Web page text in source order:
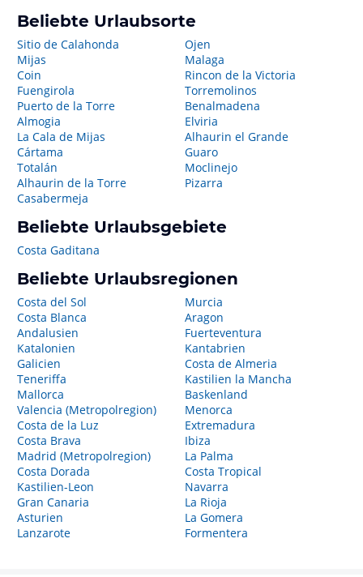
Beliebte Urlaubsorte
Sitio de Calahonda
Mijas
Coin
Fuengirola
Puerto de la Torre
Almogia
La Cala de Mijas
Cártama
Totalán
Alhaurin de la Torre
Casabermeja
Ojen
Malaga
Rincon de la Victoria
Torremolinos
Benalmadena
Elviria
Alhaurin el Grande
Guaro
Moclinejo
Pizarra
Beliebte Urlaubsgebiete
Costa Gaditana
Beliebte Urlaubsregionen
Costa del Sol
Costa Blanca
Andalusien
Katalonien
Galicien
Teneriffa
Mallorca
Valencia (Metropolregion)
Costa de la Luz
Costa Brava
Madrid (Metropolregion)
Costa Dorada
Kastilien-Leon
Gran Canaria
Asturien
Lanzarote
Murcia
Aragon
Fuerteventura
Kantabrien
Costa de Almeria
Kastilien la Mancha
Baskenland
Menorca
Extremadura
Ibiza
La Palma
Costa Tropical
Navarra
La Rioja
La Gomera
Formentera